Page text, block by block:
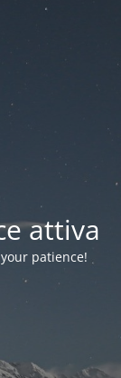
attiva
patience!